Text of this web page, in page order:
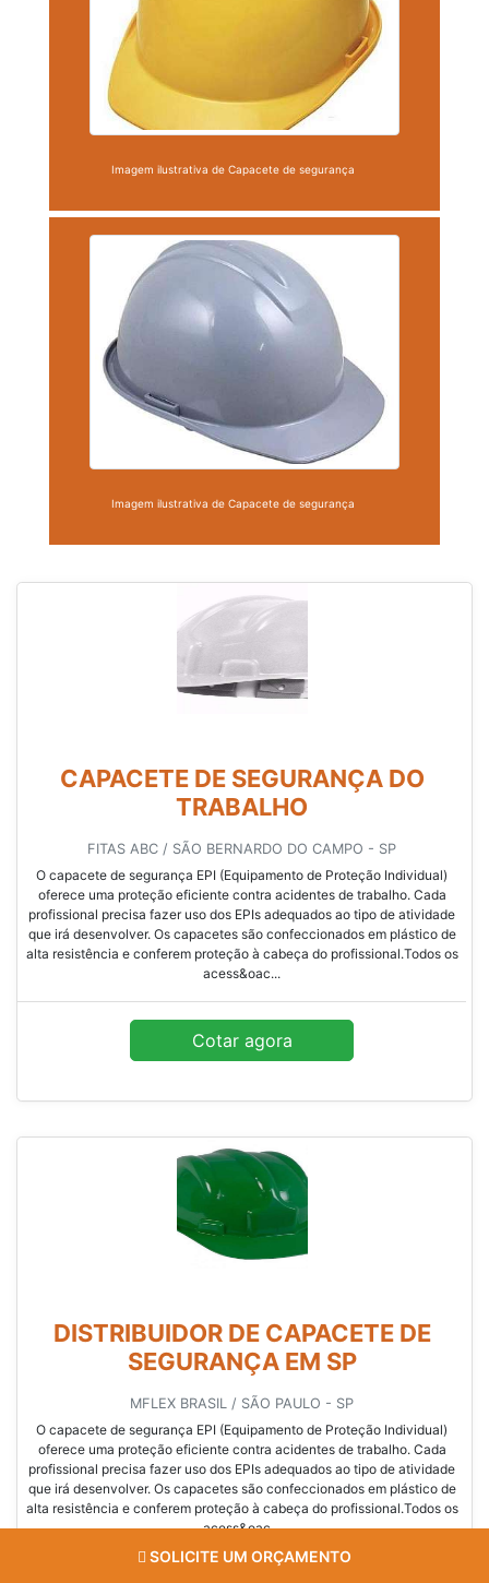
Imagem ilustrativa de Capacete de segurança
Imagem ilustrativa de Capacete de segurança
CAPACETE DE SEGURANÇA DO
TRABALHO
FITAS ABC / SÃO BERNARDO DO CAMPO - SP
O capacete de segurança EPI (Equipamento de Proteção Individual)
oferece uma proteção eficiente contra acidentes de trabalho. Cada
profissional precisa fazer uso dos EPIs adequados ao tipo de atividade
que irá desenvolver. Os capacetes são confeccionados em plástico de
alta resistência e conferem proteção à cabeça do profissional.Todos os
acess&oac...
Cotar agora
DISTRIBUIDOR DE CAPACETE DE
SEGURANÇA EM SP
MFLEX BRASIL / SÃO PAULO - SP
O capacete de segurança EPI (Equipamento de Proteção Individual)
oferece uma proteção eficiente contra acidentes de trabalho. Cada
profissional precisa fazer uso dos EPIs adequados ao tipo de atividade
que irá desenvolver. Os capacetes são confeccionados em plástico de
alta resistência e conferem proteção à cabeça do profissional.Todos os
acess&oac...
SOLICITE UM ORÇAMENTO